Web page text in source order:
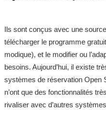
Ils sont conçus avec une
télécharger le programme
modique), et le modifier ou
besoins. Aujourd’hui, il existe
systèmes de réservation Open
n’ont que des fonctionnalités
rivaliser avec d’autres